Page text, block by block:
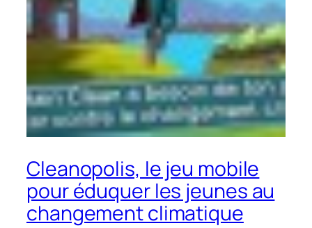
Cleanopolis, le jeu mobile
pour éduquer les jeunes au
changement climatique